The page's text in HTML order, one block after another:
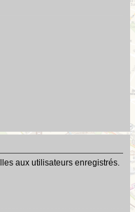
aux utilisateurs enregistrés.